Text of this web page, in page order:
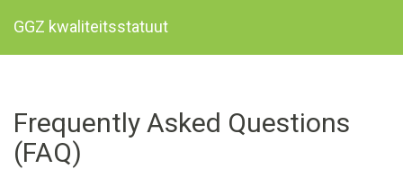
GGZ kwaliteitsstatuut
Frequently Asked Questions
(FAQ)